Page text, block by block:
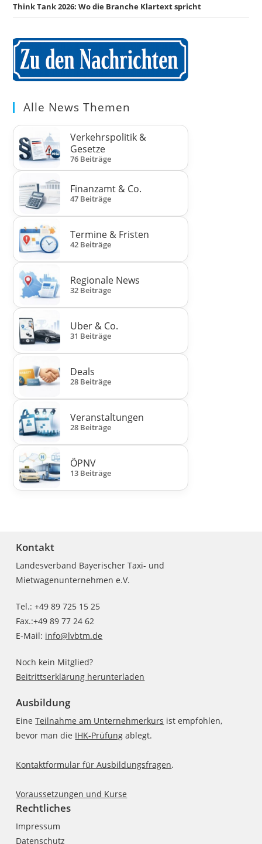
Think Tank 2026: Wo die Branche Klartext spricht
Alle News Themen
Verkehrspolitik &
Gesetze
76 Beiträge
Finanzamt & Co.
47 Beiträge
Termine & Fristen
42 Beiträge
Regionale News
32 Beiträge
Uber & Co.
31 Beiträge
Deals
28 Beiträge
Veranstaltungen
28 Beiträge
ÖPNV
13 Beiträge
Kontakt
Landesverband Bayerischer Taxi- und
Mietwagenunternehmen e.V.
Tel.: +49 89 725 15 25
Fax.:+49 89 77 24 62
E-Mail: info@lvbtm.de
Noch kein Mitglied?
Beitrittserklärung herunterladen
Ausbildung
EineTeilnahme am Unternehmerkurs ist empfohlen,
bevor man die IHK-Prüfung ablegt.
Kontaktformular für Ausbildungsfragen.
Voraussetzungen und Kurse
Rechtliches
Impressum
Datenschutz